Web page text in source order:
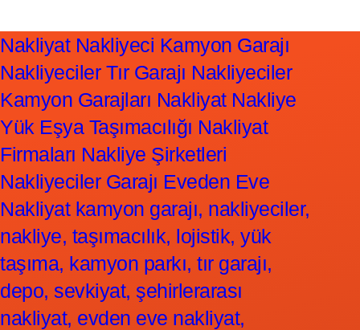
Nakliyat Nakliyeci Kamyon Garajı
Nakliyeciler Tır Garajı Nakliyeciler
Kamyon Garajları Nakliyat Nakliye
Yük Eşya Taşımacılığı Nakliyat
Firmaları Nakliye Şirketleri
Nakliyeciler Garajı Eveden Eve
Nakliyat kamyon garajı, nakliyeciler,
nakliye, taşımacılık, lojistik, yük
taşıma, kamyon parkı, tır garajı,
depo, sevkiyat, şehirlerarası
nakliyat, evden eve nakliyat,